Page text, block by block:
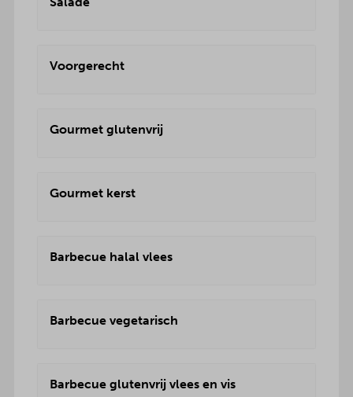
Voorgerecht
Gourmet glutenvrij
Gourmet kerst
Barbecue halal vlees
Barbecue vegetarisch
Barbecue glutenvrij vlees en vis